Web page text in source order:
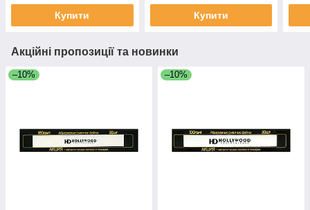
Купити Купити
Акційні пропозиції та новинки
–10% –10%